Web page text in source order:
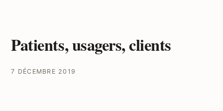
Patients, usagers, clients
7 DÉCEMBRE 2019